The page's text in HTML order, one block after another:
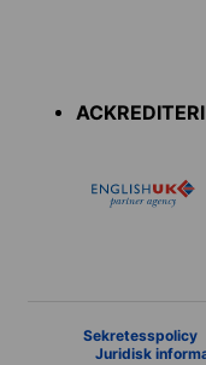
Sekretesspolicy
Juridisk